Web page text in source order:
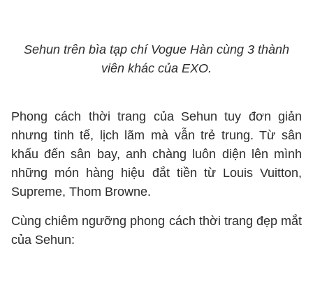
Sehun trên bìa tạp chí Vogue Hàn cùng 3 thành
viên khác của EXO.
Phong cách thời trang của Sehun tuy đơn giản
nhưng tinh tế, lịch lãm mà vẫn trẻ trung. Từ sân
khấu đến sân bay, anh chàng luôn diện lên mình
những món hàng hiệu đắt tiền từ Louis Vuitton,
Supreme, Thom Browne.
Cùng chiêm ngưỡng phong cách thời trang đẹp mắt
của Sehun: